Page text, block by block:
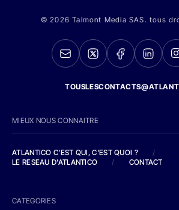
© 2026 Talmont Media SAS. tous
MIEUX NOUS CONNAITRE
ATLANTICO C'EST QUI, C'EST QUOI ?
/
LE RESEAU D'ATLANTICO
/ CONTACT
CATEGORIES